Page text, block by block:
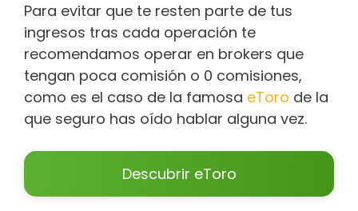
Para evitar que te resten parte de tus
ingresos tras cada operación te
recomendamos operar en brokers que
tengan poca comisión o 0 comisiones,
como es el caso de la famosa eToro de la
que seguro has oído hablar alguna vez.
Descubrir eToro